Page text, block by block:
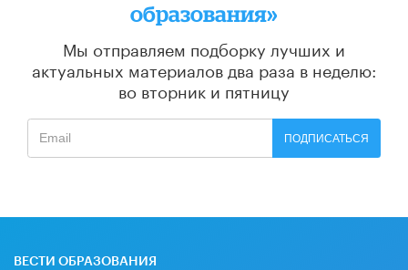
образования»
Мы отправляем подборку лучших и
актуальных материалов два раза в неделю:
во вторник и пятницу
ПОДПИСАТЬСЯ
ВЕСТИ ОБРАЗОВАНИЯ